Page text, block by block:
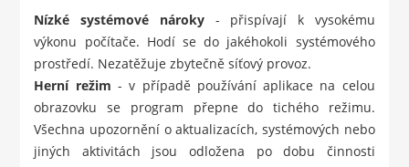
Nízké systémové nároky- přispívají k vysokému
výkonu počítače. Hodí se do jakéhokoli systémového
prostředí. Nezatěžuje zbytečně síťový provoz.
Herní režim - v případě používání aplikace na celou
obrazovku se program přepne do tichého režimu.
Všechna upozornění o aktualizacích, systémových nebo
jiných aktivitách jsou odložena po dobu činnosti